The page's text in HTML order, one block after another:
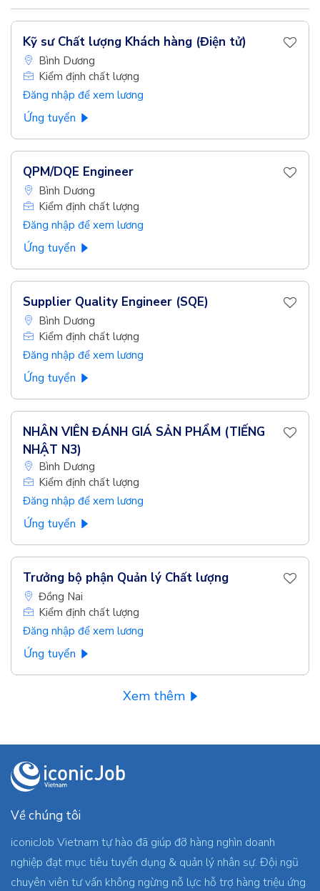
Kỹ sư Chất lượng Khách hàng (Điện tử)
Bình Dương
Kiểm định chất lượng
Đăng nhập để xem lương
Ứng tuyển
QPM/DQE Engineer
Bình Dương
Kiểm định chất lượng
Đăng nhập để xem lương
Ứng tuyển
Supplier Quality Engineer (SQE)
Bình Dương
Kiểm định chất lượng
Đăng nhập để xem lương
Ứng tuyển
NHÂN VIÊN ĐÁNH GIÁ SẢN PHẨM (TIẾNG
NHẬT N3)
Bình Dương
Kiểm định chất lượng
Đăng nhập để xem lương
Ứng tuyển
Trưởng bộ phận Quản lý Chất lượng
Đồng Nai
Kiểm định chất lượng
Đăng nhập để xem lương
Ứng tuyển
Xem thêm
Về chúng tôi
iconicJob Vietnam tự hào đã giúp đỡ hàng nghìn doanh
nghiệp đạt mục tiêu tuyển dụng & quản lý nhân sự. Đội ngũ
chuyên viên tư vấn không ngừng nỗ lực hỗ trợ hàng triệu ứng